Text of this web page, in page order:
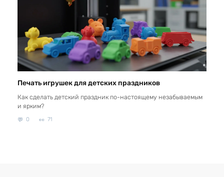
Печать игрушек для детских праздников
Как сделать детский праздник по-настоящему незабываемым
и ярким?
0 71